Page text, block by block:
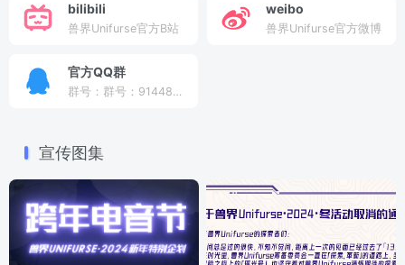
bilibili
兽界Unifurse官方B站
weibo
兽界Unifurse官方微博
官方QQ群
群号：群号：914484957
宣传图集